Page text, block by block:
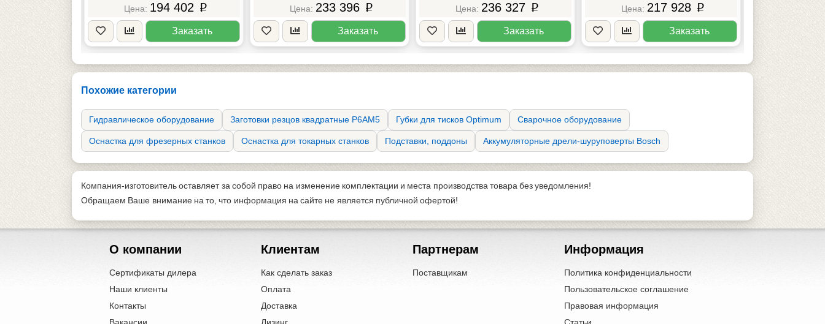
479
Заказать
194 402 p
Заказать
233 396 p
Заказать
236 327 p
Заказать
217 928 p
Заказать
Похожие категории
Гидравлическое оборудование Заготовки резцов квадратные Р6АМ5 Губки для тисков Optimum Сварочное оборудование
Оснастка для фрезерных станков Оснастка для токарных станков Подставки, поддоны Аккумуляторные дрели-шуруповерты Bosch
Компания-изготовитель оставляет за собой право на изменение комплектации и места производства товара без уведомления!
Обращаем Ваше внимание на то, что информация на сайте не является публичной офертой!
О компании
Сертификаты дилера
Наши клиенты
Контакты
Клиентам
Как сделать заказ
Оплата
Доставка
Партнерам
Поставщикам
Информация
Политика конфиденциальности
Пользовательское соглашение
Правовая информация